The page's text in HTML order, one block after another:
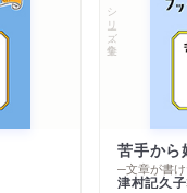
シリーズ・全集
苦手から
─文章が書
津村記久子